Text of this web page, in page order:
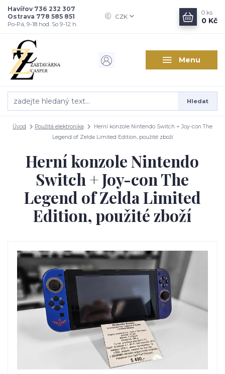
Menu
CZK
Hledat
Havířov 736 232 307
Ostrava 778 585 851
Po-Pá, 9-18 hod. So 9-12 h.
0 ks
0 Kč
Úvod Použitá elektronika
Herní konzole Nintendo Switch + Joy-con The
Legend of Zelda Limited Edition, použité zboží
Herní konzole Nintendo
Switch + Joy-con The
Legend of Zelda Limited
Edition, použité zboží